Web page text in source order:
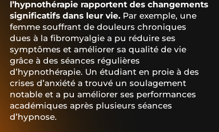
l’hypnothérapie rapportent des changements
significatifs dans leur vie. Par exemple, une
femme souffrant de douleurs chroniques
dues à la fibromyalgie a pu réduire ses
symptômes et améliorer sa qualité de vie
grâce à des séances régulières
d’hypnothérapie. Un étudiant en proie à des
crises d’anxiété a trouvé un soulagement
notable et a pu améliorer ses performances
académiques après plusieurs séances
d’hypnose.